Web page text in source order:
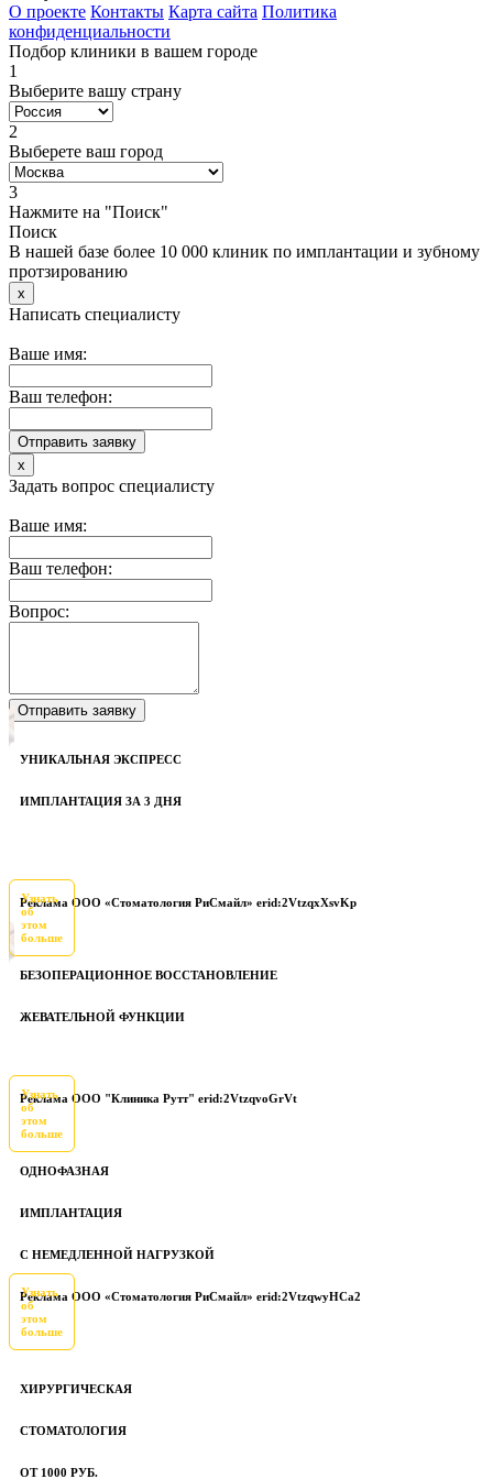
О проекте Контакты Карта сайта Политика
конфиденциальности
Подбор клиники в вашем городе
1
Выберите вашу страну
2
Выберете ваш город
3
Нажмите на "Поиск"
Поиск
В нашей базе более 10 000 клиник по имплантации и зубному
протзированию
x
Написать специалисту
Ваше имя:
Ваш телефон:
x
Задать вопрос специалисту
Ваше имя:
Ваш телефон:
Вопрос:
УНИКАЛЬНАЯ ЭКСПРЕСС
ИМПЛАНТАЦИЯ ЗА 3 ДНЯ
Реклама ООО «Стоматология РиСмайл» erid:2VtzqxXsvKp
Узнать
об
этом
больше
БЕЗОПЕРАЦИОННОЕ ВОССТАНОВЛЕНИЕ
ЖЕВАТЕЛЬНОЙ ФУНКЦИИ
Реклама ООО "Клиника Рутт" erid:2VtzqvoGrVt
Узнать
об
этом
больше
ОДНОФАЗНАЯ
ИМПЛАНТАЦИЯ
С НЕМЕДЛЕННОЙ НАГРУЗКОЙ
Реклама ООО «Стоматология РиСмайл» erid:2VtzqwyHCa2
Узнать
об
этом
больше
ХИРУРГИЧЕСКАЯ
СТОМАТОЛОГИЯ
ОТ 1000 РУБ.